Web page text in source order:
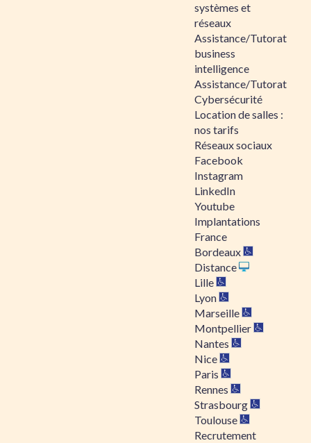
systèmes et
réseaux
Assistance/Tutorat
business
intelligence
Assistance/Tutorat
Cybersécurité
Location de salles :
nos tarifs
Réseaux sociaux
Facebook
Instagram
LinkedIn
Youtube
Implantations
France
Bordeaux
Distance
Lille
Lyon
Marseille
Montpellier
Nantes
Nice
Paris
Rennes
Strasbourg
Toulouse
Recrutement